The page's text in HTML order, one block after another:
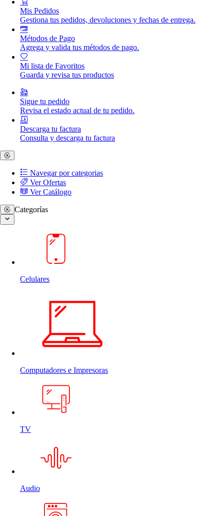
Mis Pedidos
Gestiona tus pedidos, devoluciones y fechas de entrega.
Métodos de Pago
Agrega y valida tus métodos de pago.
Mi lista de Favoritos
Guarda y revisa tus productos
Sigue tu pedido
Revisa el estado actual de tu pedido.
Descarga tu factura
Consulta y descarga tu factura
Navegar por categorias
Ver Ofertas
Ver Catálogo
Categorías
Celulares
Computadores e Impresoras
TV
Audio